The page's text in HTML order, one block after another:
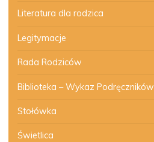
Literatura dla rodzica
Legitymacje
Rada Rodziców
Biblioteka – Wykaz Podręczników
Stołówka
Świetlica